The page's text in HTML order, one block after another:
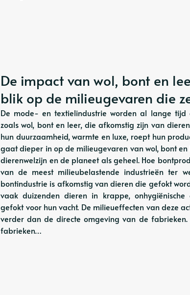
De impact van wol, bont en
blik op de milieugevaren die
De mode- en textielindustrie worden al lange
zoals wol, bont en leer, die afkomstig zijn van
hun duurzaamheid, warmte en luxe, roept hun
gaat dieper in op de milieugevaren van wol, bont
dierenwelzijn en de planeet als geheel. Hoe
van de meest milieubelastende industrieën ter
bontindustrie is afkomstig van dieren die gefokt
vaak duizenden dieren in krappe,
gefokt voor hun vacht. De milieueffecten van deze
verder dan de directe omgeving van de
fabrieken…